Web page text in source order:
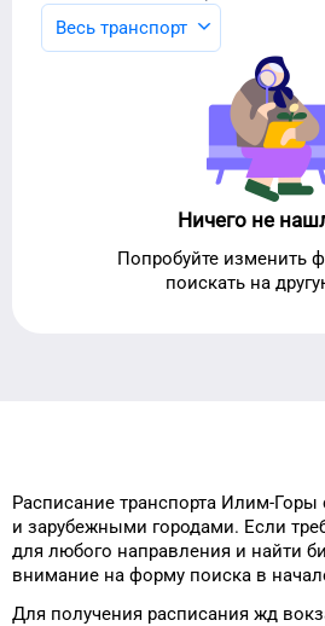
Весь транспорт
Ничего не
Попробуйте изменить
поискать на
Расписание транспорта Илим-Горы
и зарубежными городами. Если
для любого направления и найти
внимание на форму поиска в
Для получения расписания жд